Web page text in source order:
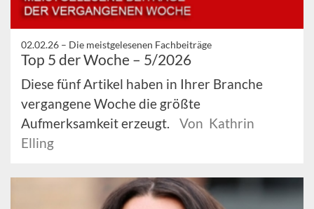
02.02.26 – Die meistgelesenen Fachbeiträge
Top 5 der Woche – 5/2026
Diese fünf Artikel haben in Ihrer Branche
vergangene Woche die größte
Aufmerksamkeit erzeugt.
Von Kathrin
Elling